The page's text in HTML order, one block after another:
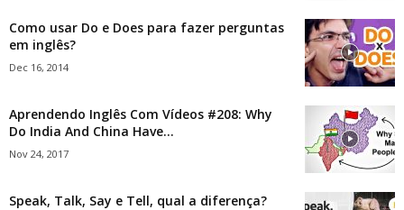
Como usar Do e Does para fazer perguntas
em inglês?
Dec 16, 2014
Aprendendo Inglês Com Vídeos #208: Why
Do India And China Have...
Nov 24, 2017
Speak, Talk, Say e Tell, qual a diferença?